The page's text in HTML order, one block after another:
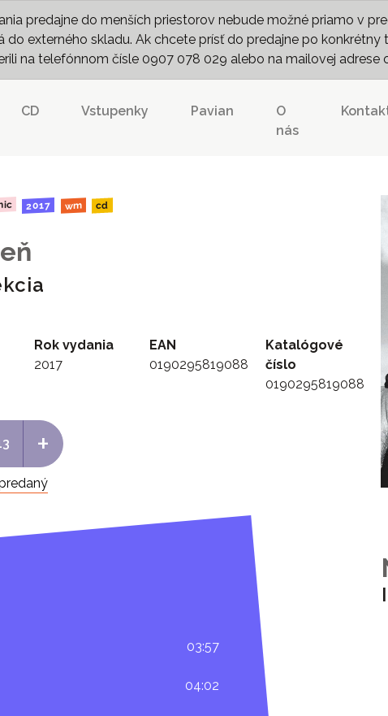
predajne do menších priestorov nebude možné priamo v
externého skladu. Ak chcete prísť do predajne po
na telefónnom čísle 0907 078 029 alebo na mailovej adrese
CD Vstupenky Pavian
O
nás
2017 wm cd
Rok vydania
2017
EAN
0190295819088
Katalógové
číslo
0190295819088
+
03:57
04:02